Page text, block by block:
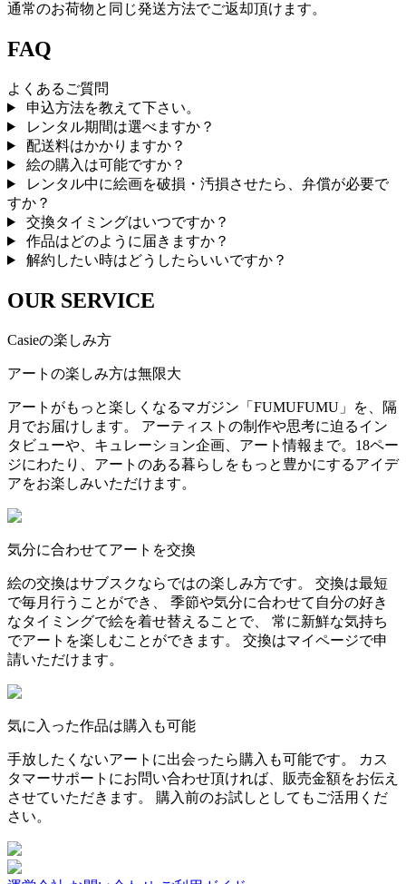
通常のお荷物と同じ発送方法でご返却頂けます。
FAQ
よくあるご質問
申込方法を教えて下さい。
レンタル期間は選べますか？
配送料はかかりますか？
絵の購入は可能ですか？
レンタル中に絵画を破損・汚損させたら、弁償が必要で
すか？
交換タイミングはいつですか？
作品はどのように届きますか？
解約したい時はどうしたらいいですか？
OUR SERVICE
Casieの楽しみ方
アートの楽しみ方は無限大
アートがもっと楽しくなるマガジン「FUMUFUMU」を、隔
月でお届けします。 アーティストの制作や思考に迫るイン
タビューや、キュレーション企画、アート情報まで。18ペー
ジにわたり、アートのある暮らしをもっと豊かにするアイデ
アをお楽しみいただけます。
気分に合わせてアートを交換
絵の交換はサブスクならではの楽しみ方です。 交換は最短
で毎月行うことができ、 季節や気分に合わせて自分の好き
なタイミングで絵を着せ替えることで、 常に新鮮な気持ち
でアートを楽しむことができます。 交換はマイページで申
請いただけます。
気に入った作品は購入も可能
手放したくないアートに出会ったら購入も可能です。 カス
タマーサポートにお問い合わせ頂ければ、販売金額をお伝え
させていただきます。 購入前のお試しとしてもご活用くだ
さい。